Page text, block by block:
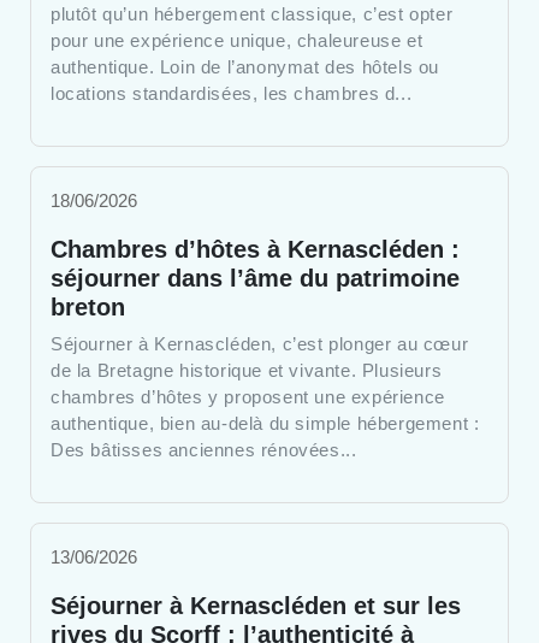
plutôt qu’un hébergement classique, c’est opter
pour une expérience unique, chaleureuse et
authentique. Loin de l’anonymat des hôtels ou
locations standardisées, les chambres d...
18/06/2026
Chambres d’hôtes à Kernascléden :
séjourner dans l’âme du patrimoine
breton
Séjourner à Kernascléden, c’est plonger au cœur
de la Bretagne historique et vivante. Plusieurs
chambres d’hôtes y proposent une expérience
authentique, bien au-delà du simple hébergement :
Des bâtisses anciennes rénovées...
13/06/2026
Séjourner à Kernascléden et sur les
rives du Scorff : l’authenticité à